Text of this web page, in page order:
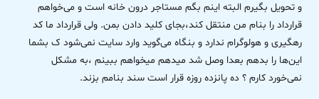
و تحویل بگیرم البته اینم بگم مستاجر درون خانه است و می‌خواهم
قرارداد را بنام من منتقل کند،بجای کلید دادن بمن. ولی قرارداد ما کد
رهگیری و هولوگرام ندارد و بنگاه می‌گوید وارد سایت نمی‌شود ک بشما
این‌ها را بدهم بعدا وصل شد میدهم میخواهم ببینم ،به مشکل
نمی‌خورد کارم ؟ ده پانزده روزه قرار است سند بنامم بزند.